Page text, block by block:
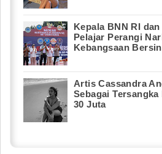
Kepala BNN RI
Pelajar Perangi
Kebangsaan
Artis Cassandra
Sebagai
30 Juta